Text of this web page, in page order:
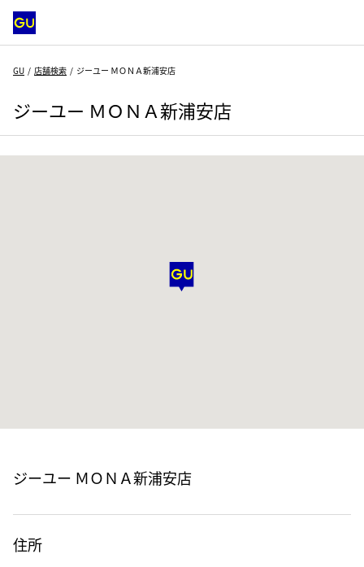
GU 店舗検索 ジーユー ＭＯＮＡ新浦安店
ジーユー ＭＯＮＡ新浦安店
ジーユー ＭＯＮＡ新浦安店
住所